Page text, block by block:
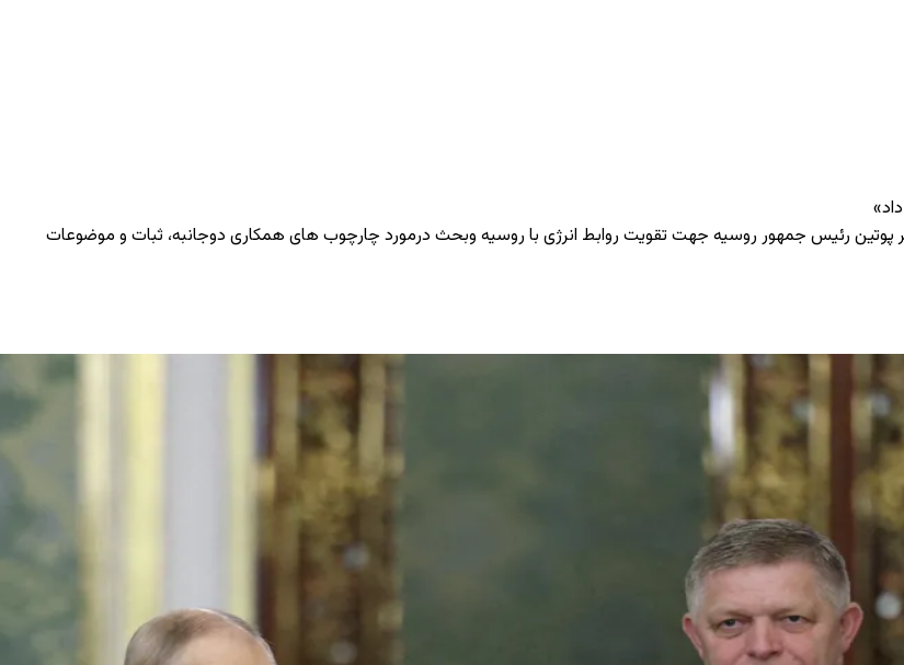
پوتین رئیس جمهور روسیه جهت تقویت روابط انرژی با روسیه وبحث درمورد چارچوب های همکاری دوجانبه، ثبات و موضوعات